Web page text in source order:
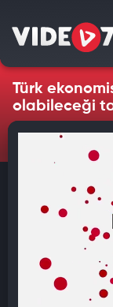
Türk
olabileceği